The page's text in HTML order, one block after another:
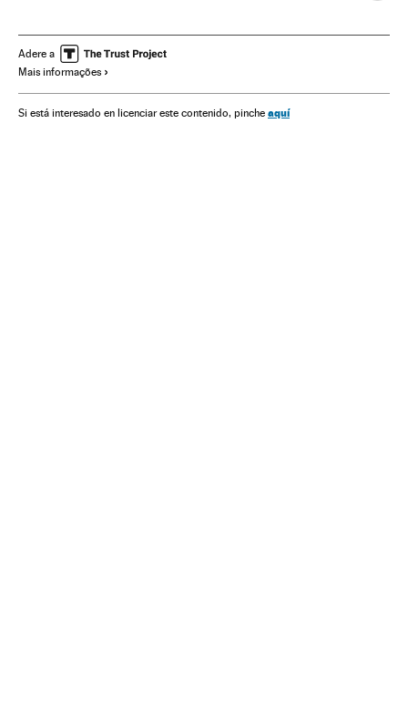
Brasil Conflitos políticos
América do Sul
Impeachment Dilma Rousseff Partido dos Trabalhadores
Adere a
Mais informações
Si está interesado en licenciar este contenido, pinche aquí